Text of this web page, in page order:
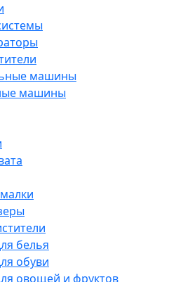
машины
машины
белья
обуви
овощей и фруктов